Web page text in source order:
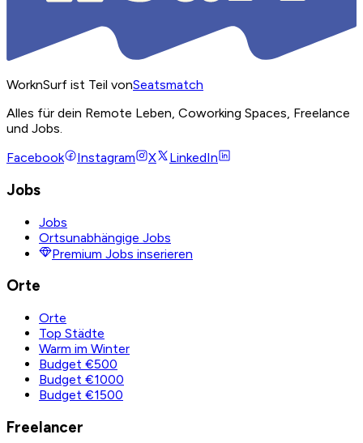
WorknSurf ist Teil vonSeatsmatch
Alles für dein Remote Leben, Coworking Spaces, Freelance
und Jobs.
Facebook
Instagram X LinkedIn
Jobs
Jobs
Ortsunabhängige Jobs
Premium Jobs inserieren
Orte
Orte
Top Städte
Warm im Winter
Budget €500
Budget €1000
Budget €1500
Freelancer